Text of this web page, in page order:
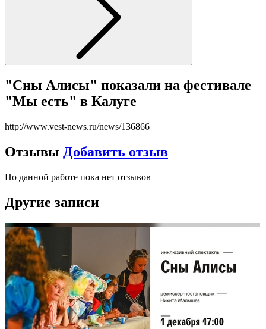
"Сны Алисы" показали на фестивале
"Мы есть" в Калуге
http://www.vest-news.ru/news/136866
Отзывы Добавить отзыв
По данной работе пока нет отзывов
Другие записи